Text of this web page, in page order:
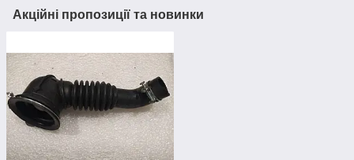
Акційні пропозиції та новинки